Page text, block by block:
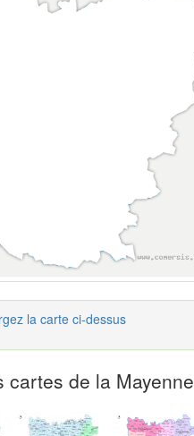
la carte ci-dessus
cartes de la Mayenne